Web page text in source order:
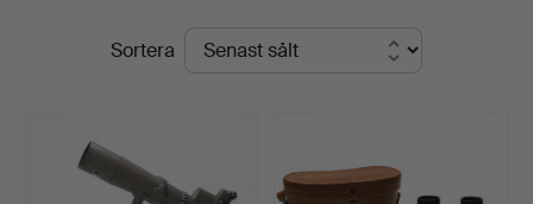
Stadsauktioner
SlutpriserSortera